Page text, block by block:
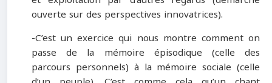
ouverte sur des perspectives innovatrices).
-C’est un exercice qui nous montre comment on
passe de la mémoire épisodique (celle des
parcours personnels) à la mémoire sociale (celle